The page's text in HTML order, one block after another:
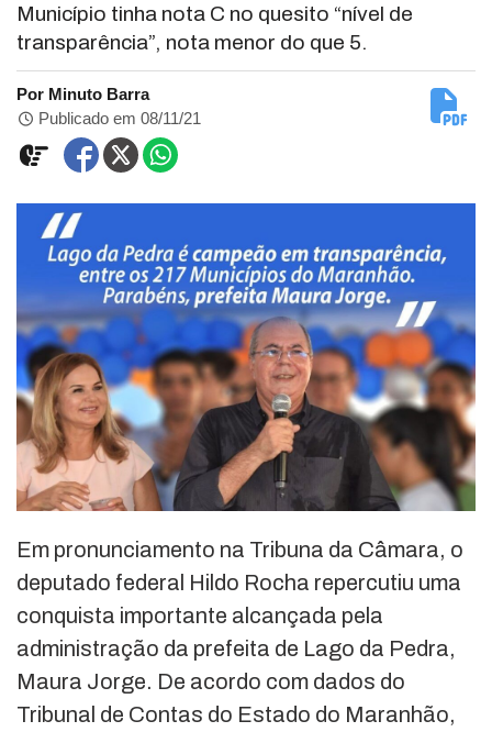
Município tinha nota C no quesito “nível de
transparência”, nota menor do que 5.
Por Minuto Barra
Publicado em 08/11/21
Em pronunciamento na Tribuna da Câmara, o
deputado federal Hildo Rocha repercutiu uma
conquista importante alcançada pela
administração da prefeita de Lago da Pedra,
Maura Jorge. De acordo com dados do
Tribunal de Contas do Estado do Maranhão,